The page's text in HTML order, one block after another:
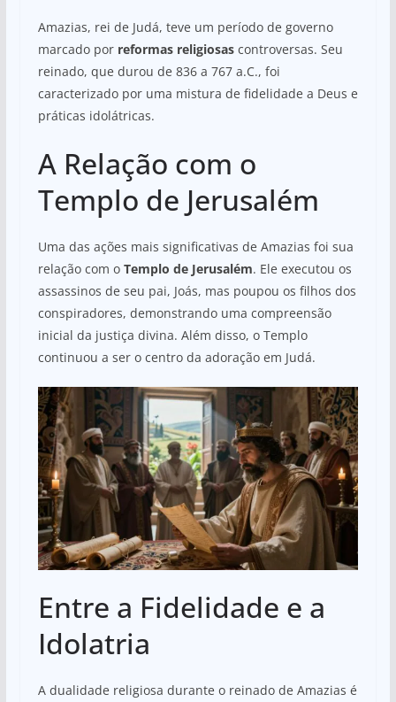
Amazias, rei de Judá, teve um período de governo
marcado por reformas religiosascontroversas. Seu
reinado, que durou de 836 a 767 a.C., foi
caracterizado por uma mistura de fidelidade a Deus e
práticas idolátricas.
A Relação com o
Templo de Jerusalém
Uma das ações mais significativas de Amazias foi sua
relação com o Templo de Jerusalém. Ele executou os
assassinos de seu pai, Joás, mas poupou os filhos dos
conspiradores, demonstrando uma compreensão
inicial da justiça divina. Além disso, o Templo
continuou a ser o centro da adoração em Judá.
Entre a Fidelidade e a
Idolatria
A dualidade religiosa durante o reinado de Amazias é